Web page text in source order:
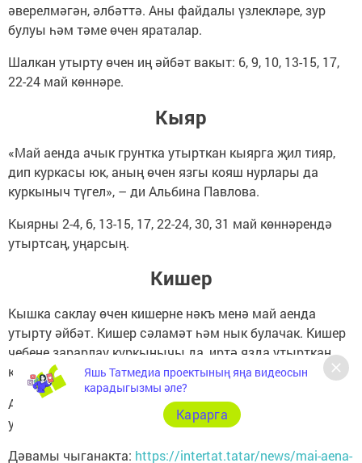
әверелмәгән, әлбәттә. Аны файдалы үзлекләре, зур
булуы һәм тәме өчен яраталар.
Шалкан утырту өчен иң әйбәт вакыт: 6, 9, 10, 13-15, 17,
22-24 май көннәре.
Кыяр
«Май аенда ачык грунтка утырткан кыярга җил тияр,
дип куркасы юк, аның өчен язгы кояш нурлары да
куркыныч түгел», – ди Альбина Павлова.
Кыярны 2-4, 6, 13-15, 17, 22-24, 30, 31 май көннәрендә
утыртсаң, уңарсың.
Кишер
Кышка саклау өчен кишерне нәкъ менә май аенда
утырту әйбәт. Кишер сәламәт һәм нык булачак. Кишер
чебене зарарлау куркынычы да, иртә язда утырткан
кишергә караганда, әзрәк.
Аны майның 1, 2, 5-7, 15, 19, 20, 23, 24, 27, 28 көннәрендә
утырту зарур.
Дәвамы чыганакта: https://intertat.tatar/news/mai-aena-
Яшь Татмедиа проектының яңа видеосын
карадыгызмы әле?
Карарга